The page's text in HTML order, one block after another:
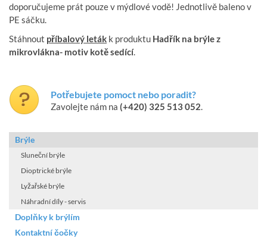
doporučujeme prát pouze v mýdlové vodě! Jednotlivě baleno v
PE sáčku.
Stáhnout příbalový leták k produktu Hadřík na brýle z
mikrovlákna- motiv kotě sedící.
Potřebujete pomoct nebo poradit?
Zavolejte nám na (+420) 325 513 052.
Brýle
Sluneční brýle
Dioptrické brýle
Lyžařské brýle
Náhradní díly - servis
Doplňky k brýlím
Kontaktní čočky